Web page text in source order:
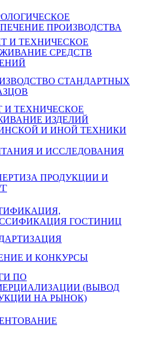
ПРОИЗВОДСТВА
И ТЕХНИЧЕСКОЕ
СРЕДСТВ
СТАНДАРТНЫХ
И ТЕХНИЧЕСКОЕ
ИЗДЕЛИЙ
И ИНОЙ ТЕХНИКИ
И ИССЛЕДОВАНИЯ
ПРОДУКЦИИ И
ГОСТИНИЦ
И КОНКУРСЫ
ПО
(ВЫВОД
НА РЫНОК)